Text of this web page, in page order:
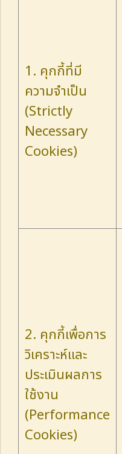
1. คุกกี้ที่มี
ความจำเป็น
(Strictly
Necessary
Cookies)
2. คุกกี้เพื่อการ
วิเคราะห์และ
ประเมินผลการ
ใช้งาน
(Performance
Cookies)